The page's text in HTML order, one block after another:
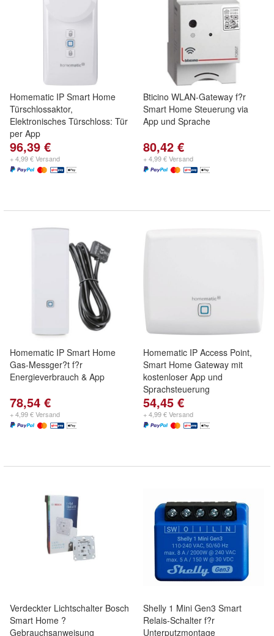
Homematic IP Smart Home
Türschlossaktor,
Elektronisches Türschloss: Tür
per App
96,39 €
+ 4,99 € Versand
Bticino WLAN-Gateway f?r
Smart Home Steuerung via
App und Sprache
80,42 €
+ 4,99 € Versand
Homematic IP Smart Home
Gas-Messger?t f?r
Energieverbrauch & App
78,54 €
+ 4,99 € Versand
Homematic IP Access Point,
Smart Home Gateway mit
kostenloser App und
Sprachsteuerung
54,45 €
+ 4,99 € Versand
Verdeckter Lichtschalter Bosch
Smart Home ?
Gebrauchsanweisung
Shelly 1 Mini Gen3 Smart
Relais-Schalter f?r
Unterputzmontage